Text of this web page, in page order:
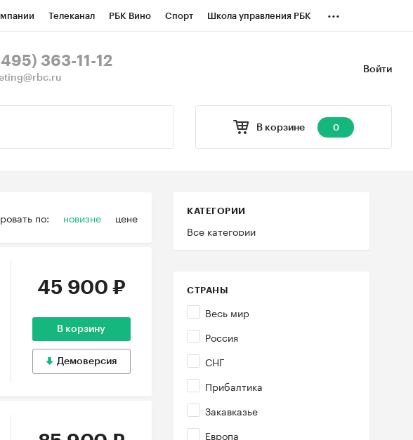
Телеканал РБК Вино Спорт Школа управления РБК
Спецпроекты
...
Войти
363-11-12
В корзине 0
по: новизне цене КАТЕГОРИИ
Все категории
СТРАНЫ
Весь мир
Россия
СНГ
Прибалтика
Закавказье
Европа
45 900 ₽
В корзину
Демоверсия